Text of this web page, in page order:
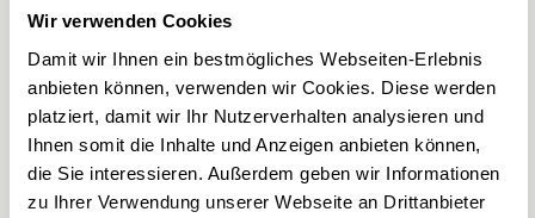
Wir verwenden Cookies
Damit wir Ihnen ein bestmögliches Webseiten-Erlebnis
anbieten können, verwenden wir Cookies. Diese werden
platziert, damit wir Ihr Nutzerverhalten analysieren und
Ihnen somit die Inhalte und Anzeigen anbieten können,
die Sie interessieren. Außerdem geben wir Informationen
zu Ihrer Verwendung unserer Webseite an Drittanbieter
E-Mail
skandinavien-familienreisen
@erlebe.de